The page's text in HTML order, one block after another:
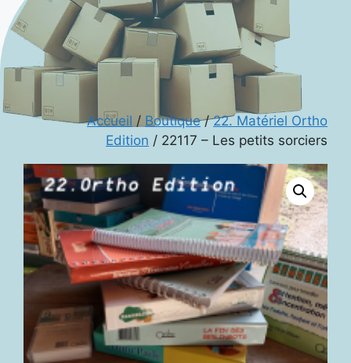
Accueil / Boutique/22. Matériel Ortho
Edition / 22117 – Les petits sorciers